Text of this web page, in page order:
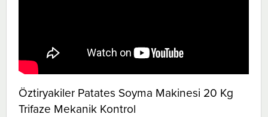
Öztiryakiler Patates Soyma Makinesi 20 Kg
Trifaze Mekanik Kontrol